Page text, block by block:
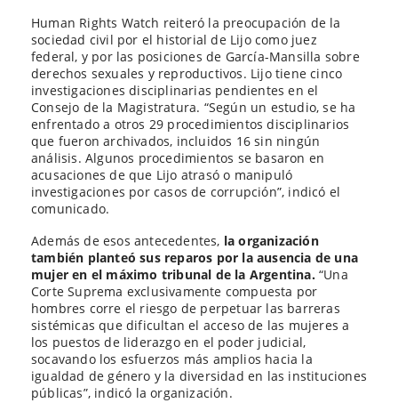
Human Rights Watch reiteró la preocupación de la
sociedad civil por el historial de Lijo como juez
federal, y por las posiciones de García-Mansilla sobre
derechos sexuales y reproductivos. Lijo tiene cinco
investigaciones disciplinarias pendientes en el
Consejo de la Magistratura. “Según un estudio, se ha
enfrentado a otros 29 procedimientos disciplinarios
que fueron archivados, incluidos 16 sin ningún
análisis. Algunos procedimientos se basaron en
acusaciones de que Lijo atrasó o manipuló
investigaciones por casos de corrupción”, indicó el
comunicado.
Además de esos antecedentes, la organización
también planteó sus reparos por la ausencia de una
mujer en el máximo tribunal de la Argentina.“Una
Corte Suprema exclusivamente compuesta por
hombres corre el riesgo de perpetuar las barreras
sistémicas que dificultan el acceso de las mujeres a
los puestos de liderazgo en el poder judicial,
socavando los esfuerzos más amplios hacia la
igualdad de género y la diversidad en las instituciones
públicas”, indicó la organización.